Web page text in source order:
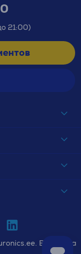
21:00)
Все права